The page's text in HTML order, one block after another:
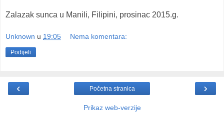
Zalazak sunca u Manili, Filipini, prosinac 2015.g.
Unknown u 19:05 Nema komentara:
Podijeli
‹ ›
Početna stranica
Prikaz web-verzije